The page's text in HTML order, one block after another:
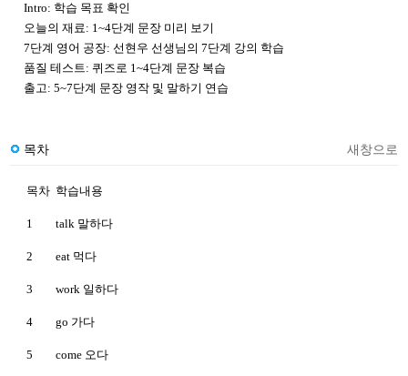
Intro: 학습 목표 확인
오늘의 재료: 1~4단계 문장 미리 보기
7단계 영어 공장: 선현우 선생님의 7단계 강의 학습
품질 테스트: 퀴즈로 1~4단계 문장 복습
출고: 5~7단계 문장 영작 및 말하기 연습
목차 새창으로
목차 학습내용
1 talk 말하다
2 eat 먹다
3 work 일하다
4 go 가다
5 come 오다